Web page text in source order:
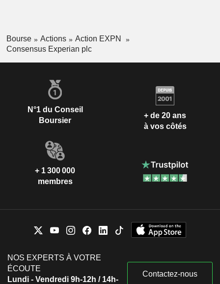
Bourse Actions
Action EXPN
Consensus Experian plc
N°1 du Conseil
Boursier
+ de 20 ans
à vos côtés
+ 1 300 000
membres
NOS EXPERTS À VOTRE
ÉCOUTE
Lundi - Vendredi 9h-12h / 14h-
Contactez-nous